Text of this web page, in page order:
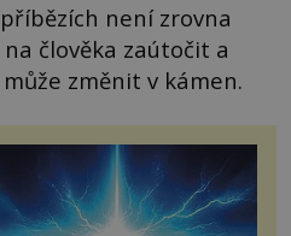
není zrovna
člověka zaútočit a
změnit v kámen.